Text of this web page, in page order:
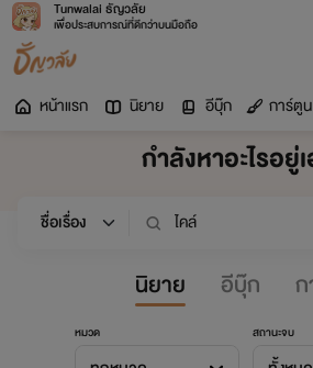
Tunwalai ธัญวลัย
เพื่อประสบการณ์ที่ดีกว่าบนมือถือ
หน้าแรก นิยาย อีบุ๊ก การ์ตูน
กำลังหาอะไรอยู่
นิยาย อีบุ๊ก
หมวด สถานะจบ